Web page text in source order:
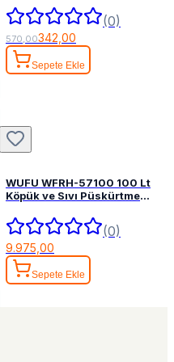
(0)
570,00342,00
Sepete Ekle
WUFU WFRH-57100 100 Lt
Köpük ve Sıvı Püskürtme
(0)
9.975,00
Sepete Ekle